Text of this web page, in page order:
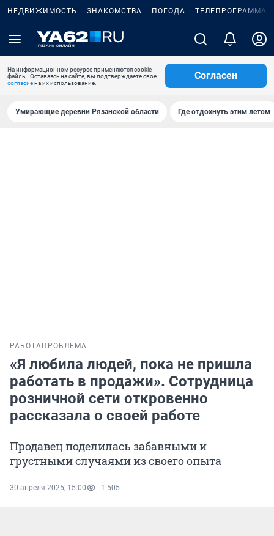
НЕДВИЖИМОСТЬ ЗНАКОМСТВА ПОГОДА ТЕЛЕПРОГРАММА
На информационном ресурсе применяются cookie-
файлы. Оставаясь на сайте, вы подтверждаете свое
согласиена их использование.
Согласен
Умирающие деревни Рязанской области Где отдохнуть этим летом
РАБОТА ПРОБЛЕМА
«Я любила людей, пока не пришла
работать в продажи». Сотрудница
розничной сети откровенно
рассказала о своей работе
Продавец поделилась забавными и
грустными случаями из своего опыта
30 апреля 2025, 15:00 1 505